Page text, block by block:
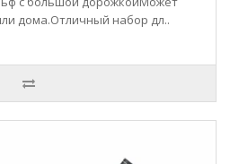
дома.Отличный набор дл..